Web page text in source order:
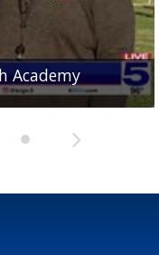
Academy
Rattlers
receiver
Bearkats
Tarpons